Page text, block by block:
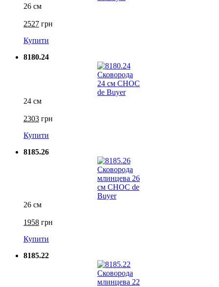
26 см
2527 грн
Купити
8180.24
24 см
2303 грн
Купити
8185.26
26 см
1958 грн
Купити
8185.22